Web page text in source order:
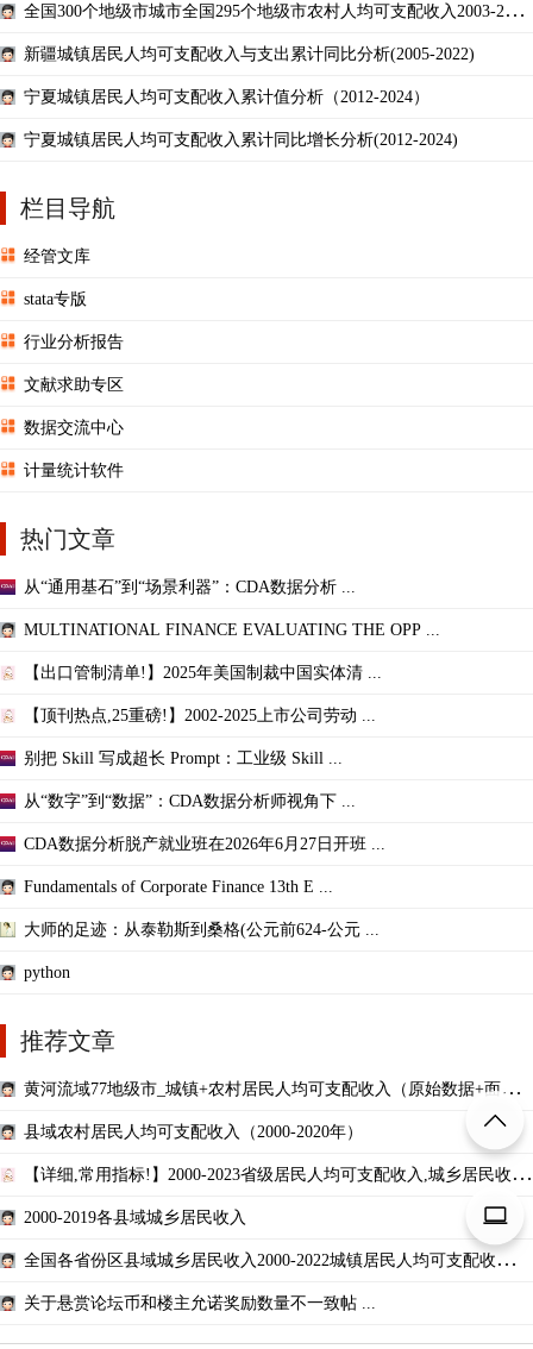
全国300个地级市城市全国295个地级市农村人均可支配收入2003-2022
新疆城镇居民人均可支配收入与支出累计同比分析(2005-2022)
宁夏城镇居民人均可支配收入累计值分析（2012-2024）
宁夏城镇居民人均可支配收入累计同比增长分析(2012-2024)
栏目导航
经管文库
stata专版
行业分析报告
文献求助专区
数据交流中心
计量统计软件
热门文章
从“通用基石”到“场景利器”：CDA数据分析 ...
MULTINATIONAL FINANCE EVALUATING THE OPP ...
【出口管制清单!】2025年美国制裁中国实体清 ...
【顶刊热点,25重磅!】2002-2025上市公司劳动 ...
别把 Skill 写成超长 Prompt：工业级 Skill ...
从“数字”到“数据”：CDA数据分析师视角下 ...
CDA数据分析脱产就业班在2026年6月27日开班 ...
Fundamentals of Corporate Finance 13th E ...
大师的足迹：从泰勒斯到桑格(公元前624-公元 ...
python
推荐文章
黄河流域77地级市_城镇+农村居民人均可支配收入（原始数据+面板
县域农村居民人均可支配收入（2000-2020年）
【详细,常用指标!】2000-2023省级居民人均可支配收入,城乡居民收入
2000-2019各县域城乡居民收入
全国各省份区县域城乡居民收入2000-2022城镇居民人均可支配收入农
关于悬赏论坛币和楼主允诺奖励数量不一致帖 ...